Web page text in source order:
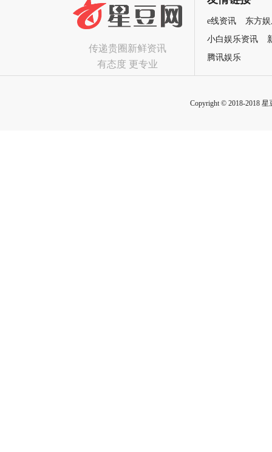
传递贵圈新鲜资讯
有态度 更专业
e线资讯
东方
小白娱乐资讯
腾讯娱乐
Copyright © 2018-2018